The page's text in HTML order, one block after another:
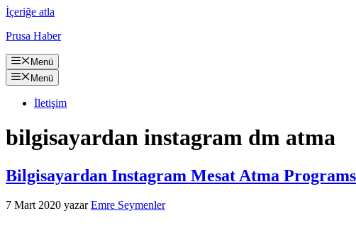
İçeriğe atla
Prusa Haber
Menü
Menü
İletişim
bilgisayardan instagram dm atma
Bilgisayardan Instagram Mesat Atma
7 Mart 2020 yazarEmre Seymenler